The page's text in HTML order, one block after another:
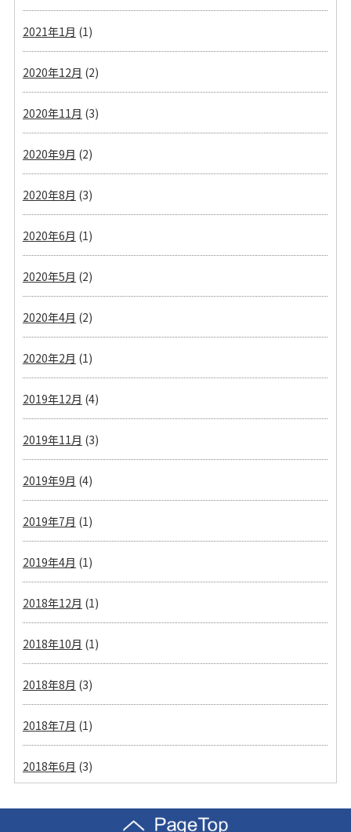
2021年1月 (1)
2020年12月 (2)
2020年11月 (3)
2020年9月 (2)
2020年8月 (3)
2020年6月 (1)
2020年5月 (2)
2020年4月 (2)
2020年2月 (1)
2019年12月 (4)
2019年11月 (3)
2019年9月 (4)
2019年7月 (1)
2019年4月 (1)
2018年12月 (1)
2018年10月 (1)
2018年8月 (3)
2018年7月 (1)
2018年6月 (3)